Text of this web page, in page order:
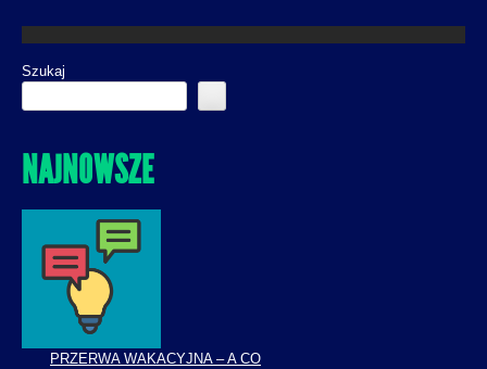
Szukaj
NAJNOWSZE
PRZERWA WAKACYJNA – A CO